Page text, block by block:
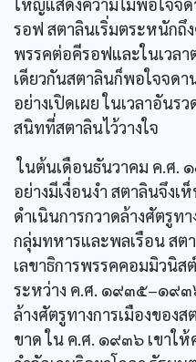
รอฟ สตาลินเริ่มตระหนัก
พรรคต่อคีรอฟและในเวล
เดียวกันสตาลินก็พอใจจด
อย่างเปิดเผย ในเวลาอันร
สนิทที่สตาลินไว้วางใจ
ในต้นเดือนธันวาคม ค.ศ.
อย่างมีเงื่อนงำ สตาลินจึง
ดำเนินการกวาดล้างศัตรูท
กลุ่มทหารและพลเรือน สต
เลขาธิการพรรคคอมมิวนิ
ระหว่าง ค.ศ. ๑๙๓๕–๑๙๓
ล้างศัตรูทางการเมืองของ
ขาด ใน ค.ศ. ๑๙๓๖ เขาใ